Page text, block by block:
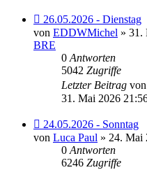
Neuer
Beitrag
26.05.2026 - Dienstag
von EDDWMichel » 31.
BRE
0 Antworten
5042 Zugriffe
Letzter Beitrag von
31. Mai 2026
Neuer
Beitrag
24.05.2026 - Sonntag
von Luca Paul » 24. Mai
0 Antworten
6246 Zugriffe